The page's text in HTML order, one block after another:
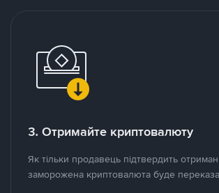
3. Отримайте криптовалюту
Як тільки продавець підтвердить
заморожена криптовалюта буде